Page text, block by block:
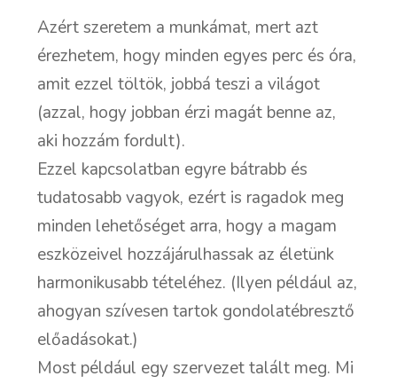
Azért szeretem a munkámat, mert azt
érezhetem, hogy minden egyes perc és óra,
amit ezzel töltök, jobbá teszi a világot
(azzal, hogy jobban érzi magát benne az,
aki hozzám fordult).
Ezzel kapcsolatban egyre bátrabb és
tudatosabb vagyok, ezért is ragadok meg
minden lehetőséget arra, hogy a magam
eszközeivel hozzájárulhassak az életünk
harmonikusabb tételéhez. (Ilyen például az,
ahogyan szívesen tartok gondolatébresztő
előadásokat.)
Most például egy szervezet talált meg. Mi